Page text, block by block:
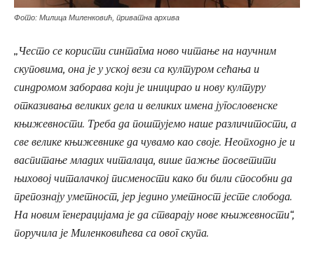
Фото: Милица Миленковић, приватна архива
„Често се користи синтагма ново читање на научним
скуповима, она је у уској вези са културом сећања и
синдромом заборава који је иницирао и нову културу
отказивања великих дела и великих имена југословенске
књижевности. Треба да поштујемо наше различитости, а
све велике књижевнике да чувамо као своје. Неопходно је и
васпитање младих читалаца, више пажње посветити
њиховој читалачкој писмености како би били способни да
препознају уметност, јер једино уметност јесте слобода.
На новим генерацијама је да стварају нове књижевности“,
поручила је Миленковићева са овог скупа.